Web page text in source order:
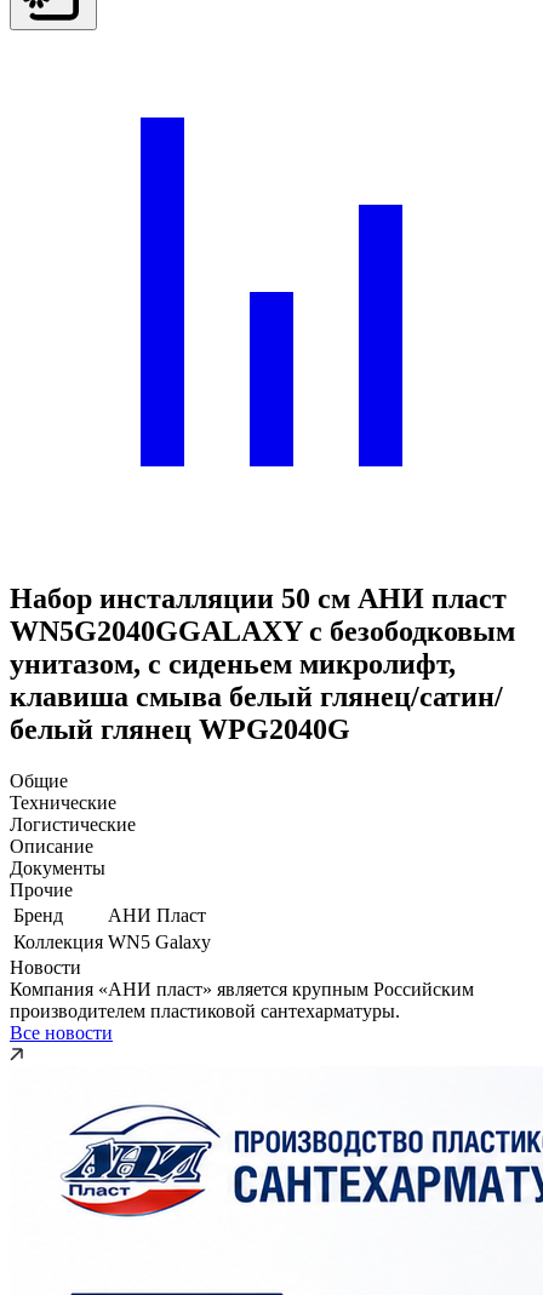
Набор инсталляции 50 см АНИ пласт
WN5G2040GGALAXY с безободковым
унитазом, с сиденьем микролифт,
клавиша смыва белый глянец/сатин/
белый глянец WPG2040G
Общие
Технические
Логистические
Описание
Документы
Прочие
Бренд
АНИ Пласт
Коллекция WN5 Galaxy
Новости
Компания «АНИ пласт» является крупным Российским
производителем пластиковой сантехарматуры.
Все новости